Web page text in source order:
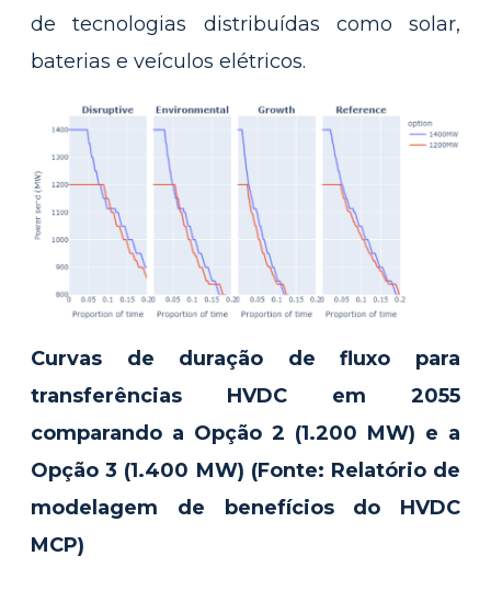
de tecnologias distribuídas como solar,
baterias e veículos elétricos.
Curvas de duração de fluxo para
transferências HVDC em 2055
comparando a Opção 2 (1.200 MW) e a
Opção 3 (1.400 MW) (Fonte: Relatório de
modelagem de benefícios do HVDC
MCP)